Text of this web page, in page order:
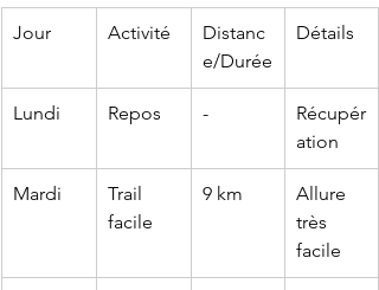
Jour Activité
Distanc
e/Durée
Détails
Lundi Repos -
Récupér
ation
Mardi
Trail
facile
9 km
Allure
très
facile